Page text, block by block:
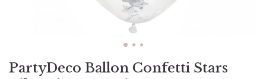
PartyDeco Ballon Confetti Stars